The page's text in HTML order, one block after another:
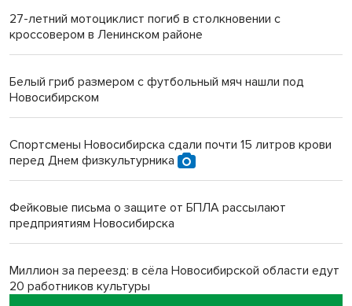
27-летний мотоциклист погиб в столкновении с
кроссовером в Ленинском районе
Белый гриб размером с футбольный мяч нашли под
Новосибирском
Спортсмены Новосибирска сдали почти 15 литров крови
перед Днем физкультурника
Фейковые письма о защите от БПЛА рассылают
предприятиям Новосибирска
Миллион за переезд: в сёла Новосибирской области едут
20 работников культуры